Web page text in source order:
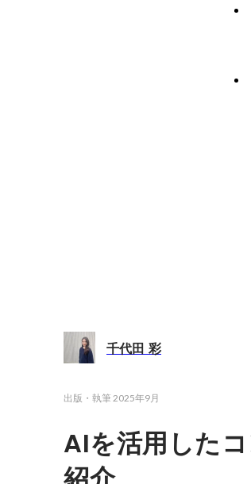
千代田 彩
出版・執筆2025年9月
AIを活用した